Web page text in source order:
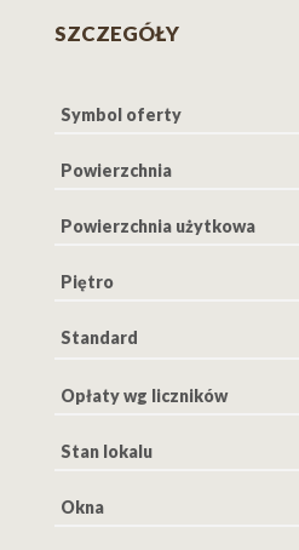
SZCZEGÓŁY
Symbol oferty
Powierzchnia
Powierzchnia użytkowa
Piętro
Standard
Opłaty wg liczników
Stan lokalu
Okna